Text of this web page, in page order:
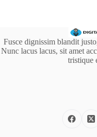
Fusce dignissim blandit
Nunc lacus lacus, sit amet
tristique